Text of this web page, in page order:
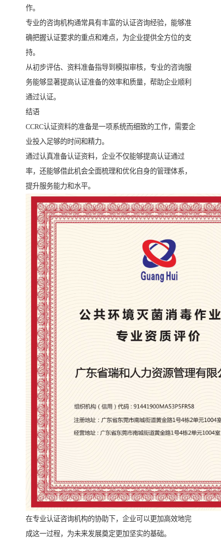
作。
专业的咨询机构通常具有丰富的认证咨询经验，能够准
确把握认证要求的重点和难点，为企业提供全方位的支
持。
从初步评估、资料准备指导到模拟审核，专业的咨询服
务能够显著提高认证准备的效率和质量，帮助企业顺利
通过认证。
结语
CCRC认证资料的准备是一项系统而细致的工作，需要企
业投入足够的时间和精力。
通过认真准备认证资料，企业不仅能够提高认证通过
率，还能够借此机会全面梳理和优化自身的管理体系，
提升服务能力和水平。
在专业认证咨询机构的协助下，企业可以更加高效地完
成这一过程，为未来发展奠定更加坚实的基础。